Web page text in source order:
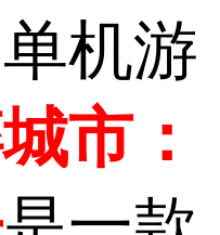
机游
市：